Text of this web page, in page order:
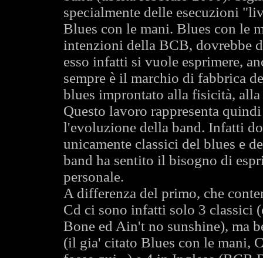
specialmente delle esecuzioni
Blues con le mani. Blues con le
intenzioni della BCB, dovrebbe
esso infatti si vuole esprimere,
sempre è il marchio di fabbrica
blues improntato alla fisicità,
Questo lavoro rappresenta
l'evoluzione della band. Infatti
unicamente classici del blues e
band ha sentito il bisogno di
personale.
A differenza del primo, che
Cd ci sono infatti solo 3 classici
Bone ed Ain't no sunshine), ma
(il gia' citato Blues con le mani,